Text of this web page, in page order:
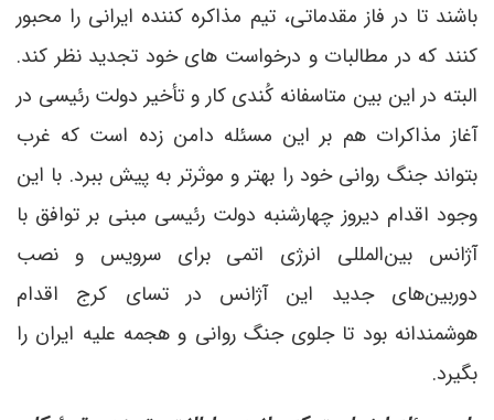
باشند تا در فاز مقدماتی، تیم مذاکره کننده ایرانی را محبور
کنند که در مطالبات و درخواست های خود تجدید نظر کند.
البته در این بین متاسفانه کُندی کار و تأخیر دولت رئیسی در
آغاز مذاکرات هم بر این مسئله دامن زده است که غرب
بتواند جنگ روانی خود را بهتر و موثرتر به پیش ببرد. با این
وجود اقدام دیروز چهارشنبه دولت رئیسی مبنی بر توافق با
آژانس بین‌المللی انرژی اتمی برای سرویس و نصب
دوربین‌های جدید این آژانس در تسای کرج اقدام
هوشمندانه بود تا جلوی جنگ روانی و هجمه علیه ایران را
بگیرد.